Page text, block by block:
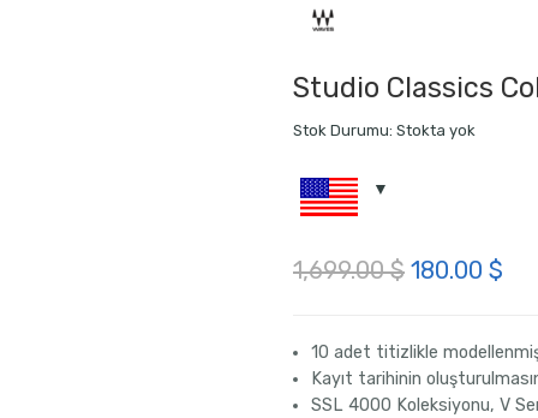
Studio Classics
Stok Durumu: Stokta yok
1,699.00$ Orijinal
1,699.00
180.00 $
10 adet titizlikle
Kayıt tarihinin
SSL 4000 Koleksiyonu, V